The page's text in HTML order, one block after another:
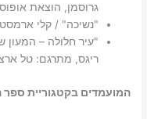
גרוסמן, הוצאת אופוס
"נשיכה" / קלי
"עיר חלולה – המעון
ריגס, מתרגם: טל
המועמדים בקטגוריית ספר